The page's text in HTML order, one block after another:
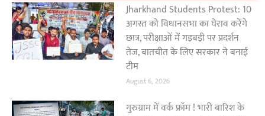
Jharkhand Students Protest: 10
अगस्त को विधानसभा का घेराव करेंगे
छात्र, परीक्षाओं में गड़बड़ी पर प्रदर्शन
तेज, बातचीत के लिए सरकार ने बनाई
टीम
August 6, 2026
गुरुग्राम में वर्क फ्रॉम ! भारी बारिश के